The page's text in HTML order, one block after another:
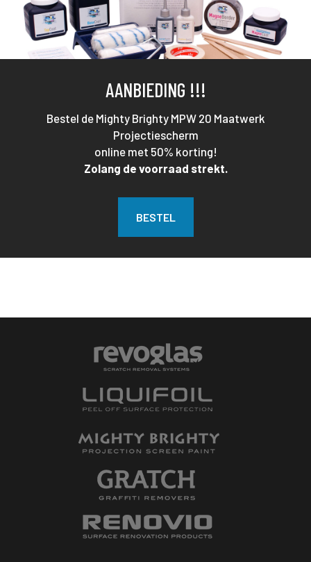
AANBIEDING !!!
Bestel de Mighty Brighty MPW 20 Maatwerk
Projectiescherm
online met 50% korting!
Zolang de voorraad strekt.
BESTEL